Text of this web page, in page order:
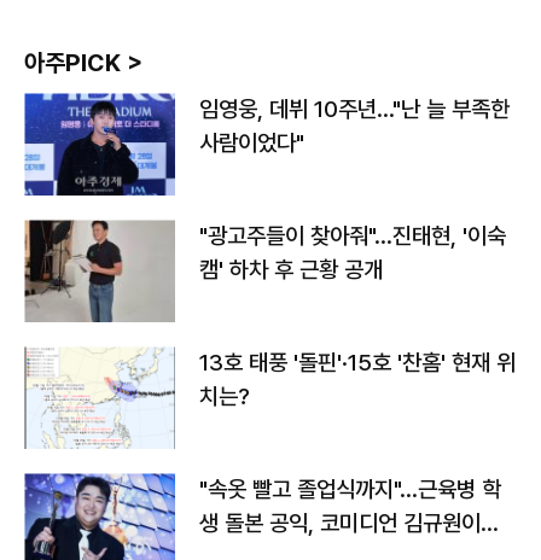
아주PICK >
임영웅, 데뷔 10주년…"난 늘 부족한
사람이었다"
"광고주들이 찾아줘"…진태현, '이숙
캠' 하차 후 근황 공개
13호 태풍 '돌핀'·15호 '찬홈' 현재 위
치는?
"속옷 빨고 졸업식까지"…근육병 학
생 돌본 공익, 코미디언 김규원이었